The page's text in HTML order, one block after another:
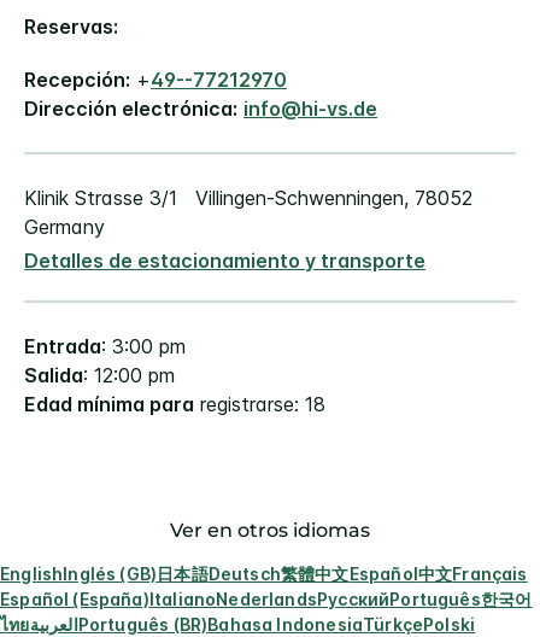
Reservas:
Recepción: +49--77212970
Dirección electrónica: info@hi-vs.de
Klinik Strasse 3/1 Villingen-Schwenningen, 78052
Germany
Detalles de estacionamiento y transporte
Entrada: 3:00 pm
Salida: 12:00 pm
Edad mínima para registrarse: 18
Ver en otros idiomas
EnglishInglés (GB)日本語Deutsch繁體中文Español中文Français
Español (España)ItalianoNederlandsРусскийPortuguês한국어
ไทยالعربيةPortuguês (BR)Bahasa IndonesiaTürkçePolski